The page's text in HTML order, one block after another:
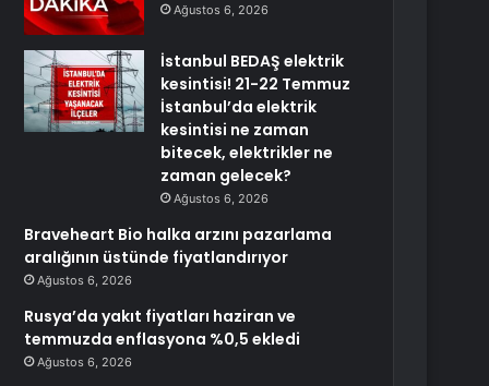
Ağustos 6, 2026
İstanbul BEDAŞ elektrik
kesintisi! 21-22 Temmuz
İstanbul’da elektrik
kesintisi ne zaman
bitecek, elektrikler ne
zaman gelecek?
Ağustos 6, 2026
Braveheart Bio halka arzını pazarlama
aralığının üstünde fiyatlandırıyor
Ağustos 6, 2026
Rusya’da yakıt fiyatları haziran ve
temmuzda enflasyona %0,5 ekledi
Ağustos 6, 2026